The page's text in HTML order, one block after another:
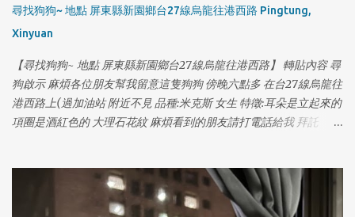
尋找狗狗~ 地點 屏東縣新園鄉台27線烏龍往港西路 Pingtung,
Xinyuan
【尋找狗狗~ 地點 屏東縣新園鄉台27線烏龍往港西路】 轉貼內容 尋
狗啟示 麻煩各位朋友幫我留意這隻狗狗 傍晚六點多 在台27線烏龍往
港西路上(過加油站 附近不見 品種:米克斯 女生 特徵:耳朵是立起來的
項圈是酒紅色的 大理石花紋 麻煩看到的朋友請打電話給我 拜託